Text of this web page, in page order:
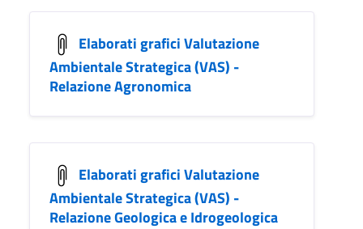
Elaborati grafici Valutazione
Ambientale Strategica (VAS) -
Relazione Agronomica
Elaborati grafici Valutazione
Ambientale Strategica (VAS) -
Relazione Geologica e Idrogeologica